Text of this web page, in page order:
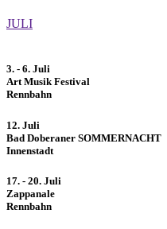
JULI
3. - 6. Juli
Art Musik Festival
Rennbahn
12. Juli
Bad Doberaner SOMMERNACHT
Innenstadt
17. - 20. Juli
Zappanale
Rennbahn